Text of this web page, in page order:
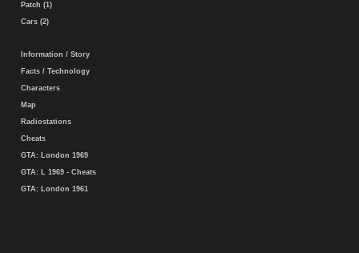
Patch (1)
Cars (2)
Information / Story
Facts / Technology
Characters
Map
Radiostations
Cheats
GTA: London 1969
GTA: L 1969 - Cheats
GTA: London 1961